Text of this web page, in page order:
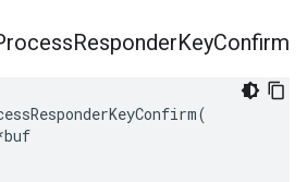
ResponderKeyConfirm